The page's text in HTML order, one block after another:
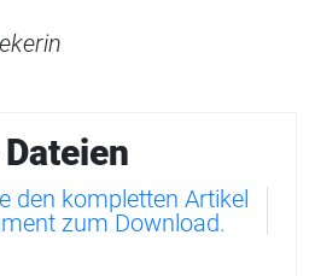
den kompletten Artikel
zum Download.